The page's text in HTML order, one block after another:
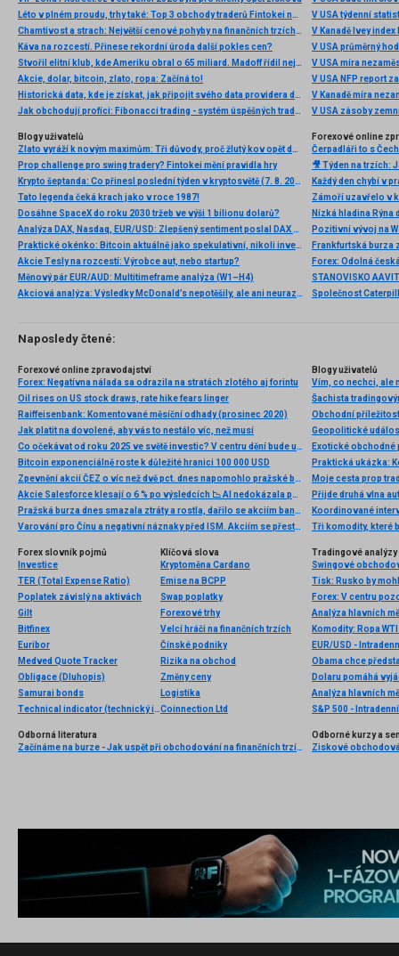
Léto v plném proudu, trhy také: Top 3 obchody traderů Fintokei na indexech a zlatě
Chamtivost a strach: Největší cenové pohyby na finančních trzích (červenec 2026)
Káva na rozcestí. Přinese rekordní úroda další pokles cen?
Stvořil elitní klub, kde Ameriku obral o 65 miliard. Madoff řídil největší Ponzi dějin
Akcie, dolar, bitcoin, zlato, ropa: Začíná to!
Historická data, kde je získat, jak připojit svého data providera do MultiCharts a proč je budeme potřebovat? (4. díl)
Jak obchodují profíci: Fibonacci trading - systém úspěšných traderů
V USA týdenní
V Kanadě Ivey index
V USA průměrný
V USA míra
V USA NFP report
V Kanadě míra
V USA zásoby
Blogy uživatelů
Zlato vyráží k novým maximům: Tři důvody, proč žlutý kov opět dominuje
Prop challenge pro swing tradery? Fintokei mění pravidla hry
Krypto šeptanda: Co přinesl poslední týden v kryptosvětě (7. 8. 2026)
Tato legenda čeká krach jako v roce 1987!
Dosáhne SpaceX do roku 2030 tržeb ve výši 1 bilionu dolarů?
Analýza DAX, Nasdaq, EUR/USD: Zlepšený sentiment poslal DAX na nová maxima
Praktické okénko: Bitcoin aktuálně jako spekulativní, nikoli investiční aktivum
Akcie Tesly na rozcestí: Výrobce aut, nebo startup?
Měnový pár EUR/AUD: Multitimeframe analýza (W1–H4)
Akciová analýza: Výsledky McDonald’s nepotěšily, ale ani neurazily. Jakou vizi společnost prezentovala?
Forexové online
Nízká hladina
Pozitivní vývoj na
Frankfurtská burza
Naposledy čtené:
Forexové online zpravodajství
Forex: Negatívna nálada sa odrazila na stratách zlotého aj forintu
Oil rises on US stock draws, rate hike fears linger
Raiffeisenbank: Komentované měsíční odhady (prosinec 2020)
Jak platit na dovolené, aby vás to nestálo víc, než musí
Co očekávat od roku 2025 ve světě investic? V centru dění bude umělá inteligence i Donald Trump
Bitcoin exponenciálně roste k důležité hranici 100 000 USD
Zpevnění akcií ČEZ o víc než dvě pct. dnes napomohlo pražské burze k růstu
Akcie Salesforce klesají o 6 % po výsledcích 📉 AI nedokázala podpořit růst?
Pražská burza dnes smazala ztráty a rostla, dařilo se akciím bank i ČEZu
Varování pro Čínu a negativní náznaky před ISM. Akciím se přesto daří
Blogy uživatelů
Vím, co nechci, ale
Geopolitické
Exotické
Praktická ukázka:
Přijde druhá vlna
Koordinované
Forex slovník pojmů
Investice
TER (Total Expense Ratio)
Poplatek závislý na aktivách
Gilt
Bitfinex
Euribor
Medved Quote Tracker
Obligace (Dluhopis)
Samurai bonds
Technical indicator (technický indikátor)
Klíčová slova
Kryptoměna Cardano
Emise na BCPP
Swap poplatky
Forexové trhy
Velcí hráči na finančních trzích
Čínské podniky
Rizika na obchod
Změny ceny
Logistika
Coinnection Ltd
Tradingové analýzy
Swingové
Forex: V centru
Analýza hlavních
Komodity: Ropa
EUR/USD -
Obama chce
Dolaru pomáhá
Analýza hlavních
S&P 500 -
Odborná literatura
Začínáme na burze - Jak uspět při obchodování na finančních trzích (1. vydání)
Odborné kurzy a